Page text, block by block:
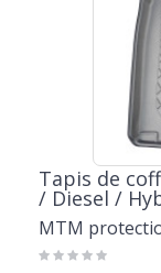
Tapis de
/ Diesel /
MTM